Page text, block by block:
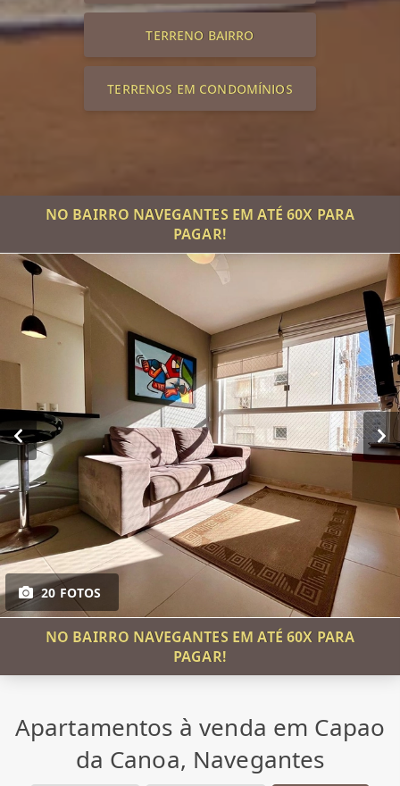
TERRENO BAIRRO
TERRENOS EM CONDOMÍNIOS
NO BAIRRO NAVEGANTES EM ATÉ 60X PARA
PAGAR!
20 FOTOS
NO BAIRRO NAVEGANTES EM ATÉ 60X PARA
PAGAR!
Apartamentos à venda em Capao
da Canoa, Navegantes